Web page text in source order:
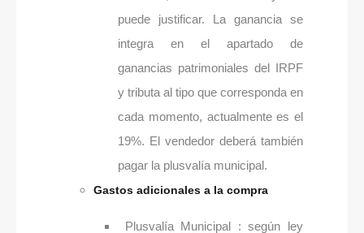
puede justificar. La ganancia se
integra en el apartado de
ganancias patrimoniales del IRPF
y tributa al tipo que corresponda en
cada momento, actualmente es el
19%. El vendedor deberá también
pagar la plusvalía municipal.
Gastos adicionales a la compra
Plusvalía Municipal : según ley